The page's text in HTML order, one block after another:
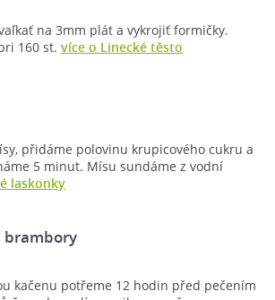
na 3mm plát a vykrojiť formičky.
160 st. více o Linecké těsto
přidáme polovinu krupicového cukru a
5 minut. Mísu sundáme z vodní
laskonky
brambory
kačenu potřeme 12 hodin před pečením